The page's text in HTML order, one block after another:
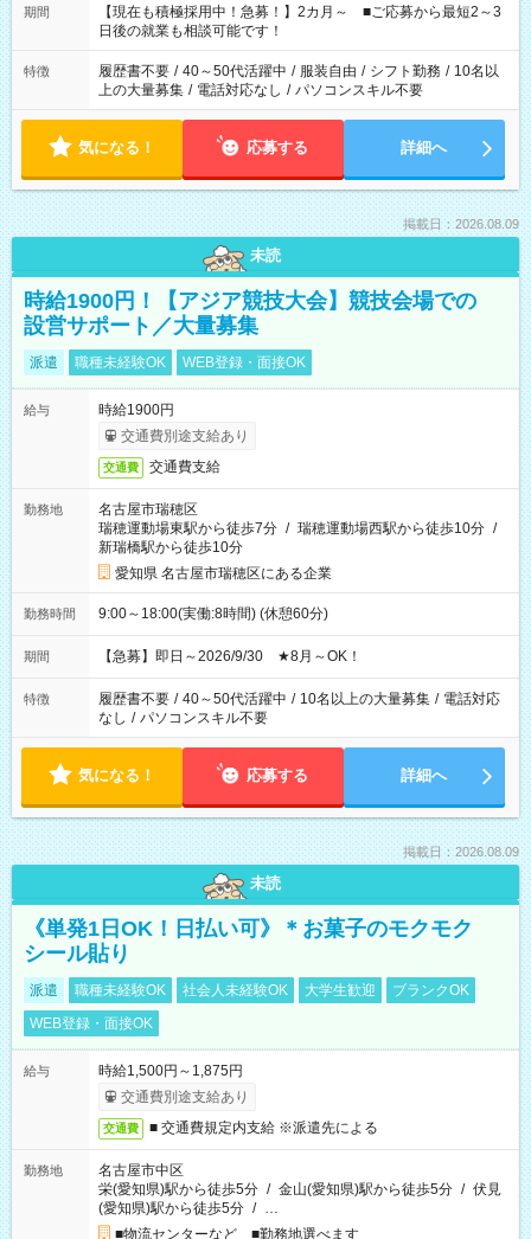
たくない」 など、ご希望を教えてくださいね。 ※Wワーク希望
の方へ 今ご覧のお仕事で希望する勤務時間と、もう1つのお仕事
の勤務時間。 合計で週40時間を超える場合は応募できません。
期間
【現在も積極採用中！急募！】2カ月～ ■ご応募から最短2～3
日後の就業も相談可能です！
特徴 履歴書不要 / 40～50代活躍中 / 服装自由 / シフト勤務 / 10名以
上の大量募集 / 電話対応なし / パソコンスキル不要
気になる！ 応募する 詳細へ
掲載日：2026.08.09
未読
時給1900円！【アジア競技大会】競技会場での
設営サポート／大量募集
派遣 職種未経験OK WEB登録・面接OK
給与
時給1900円
交通費別途支給あり
交通費 交通費支給
勤務地
名古屋市瑞穂区
瑞穂運動場東駅から徒歩7分 / 瑞穂運動場西駅から徒歩10分 /
新瑞橋駅から徒歩10分
愛知県 名古屋市瑞穂区にある企業
勤務時間 9:00～18:00(実働:8時間) (休憩60分)
期間 【急募】即日～2026/9/30 ★8月～OK！
特徴 履歴書不要 / 40～50代活躍中 / 10名以上の大量募集 / 電話対応
なし / パソコンスキル不要
気になる！ 応募する 詳細へ
掲載日：2026.08.09
未読
《単発1日OK！日払い可》＊お菓子のモクモク
シール貼り
派遣 職種未経験OK 社会人未経験OK 大学生歓迎
ブランクOK
WEB登録・面接OK
給与
時給1,500円～1,875円
交通費別途支給あり
交通費 ■ 交通費規定内支給 ※派遣先による
勤務地
名古屋市中区
栄(愛知県)駅から徒歩5分 / 金山(愛知県)駅から徒歩5分 / 伏見
(愛知県)駅から徒歩5分 / …
■物流センターなど ■勤務地選べます